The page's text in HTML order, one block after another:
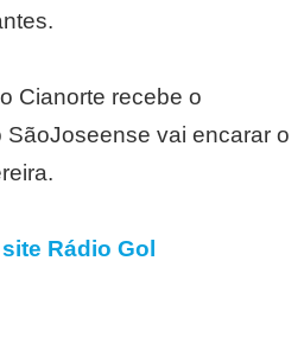
Cianorte recebe o
vai encarar o
site Rádio Gol